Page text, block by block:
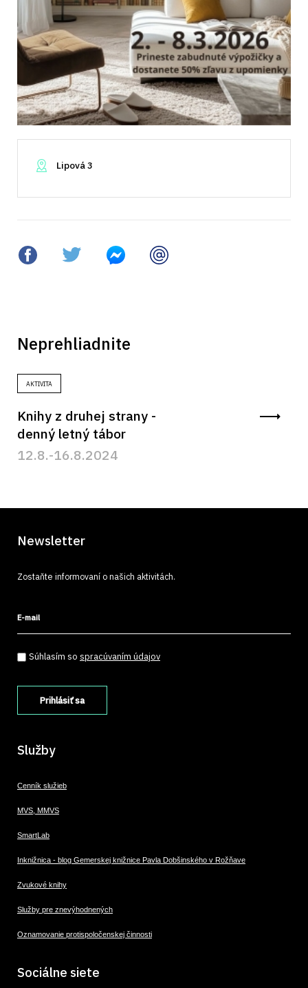
Lipová 3
Neprehliadnite
AKTIVITA
Knihy z druhej strany -
denný letný tábor
12.8.-16.8.2024
Newsletter
Zostaňte informovaní o našich aktivitách.
E-mail
Súhlasím so spracúvaním údajov*
Súhlasím so spracúvaním údajov
Služby
Cenník služieb
MVS, MMVS
SmartLab
Inknižnica - blog Gemerskej knižnice Pavla Dobšinského v Rožňave
Zvukové knihy
Služby pre znevýhodnených
Oznamovanie protispoločenskej činnosti
Sociálne siete